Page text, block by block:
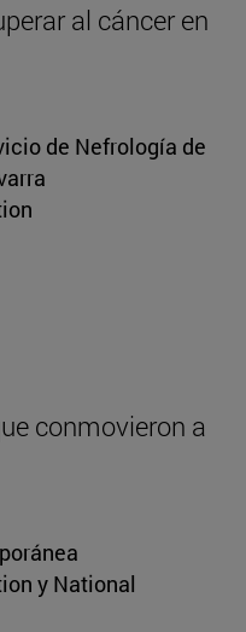
al cáncer en
de Nefrología de
conmovieron a
y National